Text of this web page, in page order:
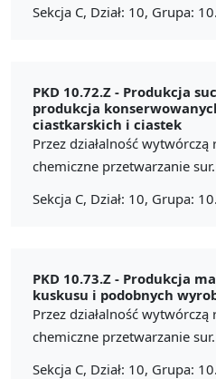
Sekcja C, Dział: 10, Grupa:
PKD 10.72.Z - Produkcja
produkcja
ciastkarskich i ciastek
Przez działalność
chemiczne przetwarzanie
Sekcja C, Dział: 10, Grupa:
PKD 10.73.Z - Produkcja
kuskusu i podobnych
Przez działalność
chemiczne przetwarzanie
Sekcja C, Dział: 10, Grupa: